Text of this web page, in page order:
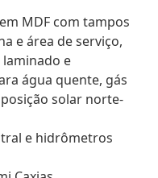
MDF com tampos
e área de serviço,
laminado e
água quente, gás
solar norte-
e hidrômetros